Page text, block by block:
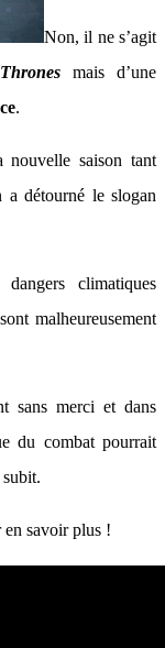
Non, il ne s’agit
mais d’une
.
nouvelle saison tant
a détourné le slogan
climatiques
malheureusement
sans merci et dans
du combat pourrait
en savoir plus !